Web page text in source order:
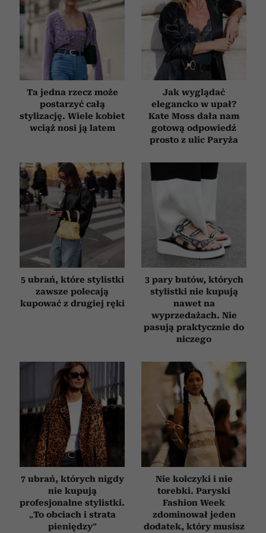
Partnerzy mogą połączyć te informacje z innymi danymi
otrzymanymi od Ciebie lub uzyskanymi podczas
korzystania z ich usług.
Ta jedna rzecz może
postarzyć całą
stylizację. Wiele kobiet
wciąż nosi ją latem
Jak wyglądać
elegancko w upał?
Kate Moss dała nam
gotową odpowiedź
prosto z ulic Paryża
5 ubrań, które stylistki
zawsze polecają
kupować z drugiej ręki
3 pary butów, których
stylistki nie kupują
nawet na
wyprzedażach. Nie
pasują praktycznie do
niczego
7 ubrań, których nigdy
nie kupują
profesjonalne stylistki.
„To obciach i strata
pieniędzy”
Nie kolczyki i nie
torebki. Paryski
Fashion Week
zdominował jeden
dodatek, który musisz